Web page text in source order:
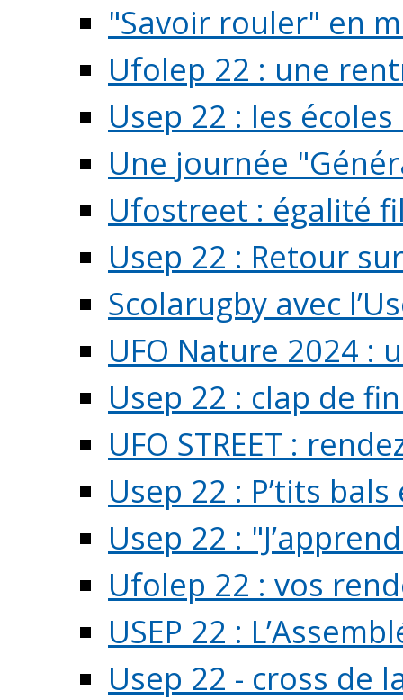
"Savoir rouler" en
Ufolep 22 : une
Usep 22 : les
Une journée
Ufostreet : égalité
Usep 22 : Retour
Scolarugby avec
UFO Nature 2024 :
Usep 22 : clap de
UFO STREET :
Usep 22 : P’tits
Usep 22 :
Ufolep 22 : vos
USEP 22 :
Usep 22 - cross de